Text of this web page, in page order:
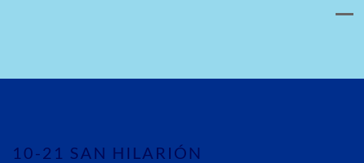
10-21 SAN HILARIÓN